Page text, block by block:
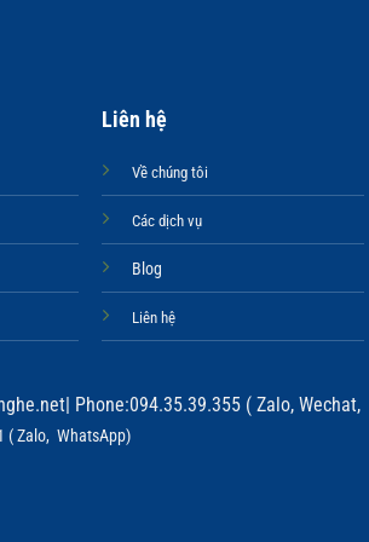
Liên hệ
Về chúng tôi
Các dịch vụ
Blog
Liên hệ
| Phone:094.35.39.355 ( Zalo, Wechat,
( Zalo, WhatsApp)